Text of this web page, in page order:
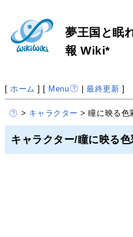
夢王国と眠
報 Wiki*
[ ホーム ] [ Menu |最終更新 ]
> キャラクター > 瞳に映る色
キャラクター/瞳に映る